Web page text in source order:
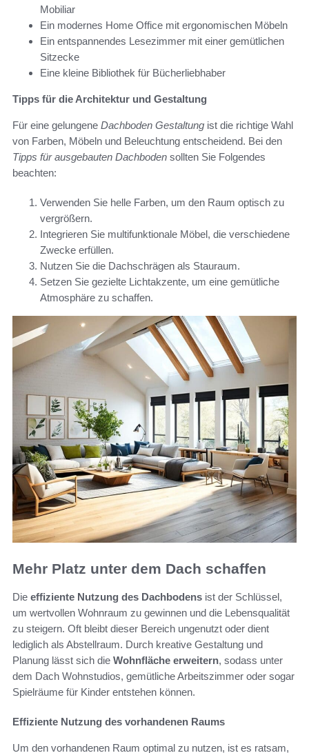
Mobiliar
Ein modernes Home Office mit ergonomischen Möbeln
Ein entspannendes Lesezimmer mit einer gemütlichen
Sitzecke
Eine kleine Bibliothek für Bücherliebhaber
Tipps für die Architektur und Gestaltung
Für eine gelungene Dachboden Gestaltung ist die richtige Wahl
von Farben, Möbeln und Beleuchtung entscheidend. Bei den
Tipps für ausgebauten Dachboden sollten Sie Folgendes
beachten:
Verwenden Sie helle Farben, um den Raum optisch zu
vergrößern.
Integrieren Sie multifunktionale Möbel, die verschiedene
Zwecke erfüllen.
Nutzen Sie die Dachschrägen als Stauraum.
Setzen Sie gezielte Lichtakzente, um eine gemütliche
Atmosphäre zu schaffen.
Mehr Platz unter dem Dach schaffen
Die effiziente Nutzung des Dachbodens ist der Schlüssel,
um wertvollen Wohnraum zu gewinnen und die Lebensqualität
zu steigern. Oft bleibt dieser Bereich ungenutzt oder dient
lediglich als Abstellraum. Durch kreative Gestaltung und
Planung lässt sich die Wohnfläche erweitern, sodass unter
dem Dach Wohnstudios, gemütliche Arbeitszimmer oder sogar
Spielräume für Kinder entstehen können.
Effiziente Nutzung des vorhandenen Raums
Um den vorhandenen Raum optimal zu nutzen, ist es ratsam,